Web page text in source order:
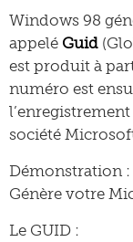
Windows 98
appelé Guid
est produit à
numéro est
société
Démonstration :
Génère votre
Le GUID :